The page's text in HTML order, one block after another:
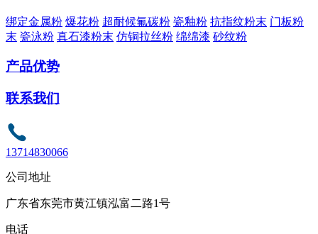
绑定金属粉 爆花粉 超耐候氟碳粉 瓷釉粉 抗指纹粉末 门板粉
末 瓷泳粉 真石漆粉末 仿铜拉丝粉 绵绵漆 砂纹粉
产品优势
联系我们
13714830066
公司地址
广东省东莞市黄江镇泓富二路1号
电话